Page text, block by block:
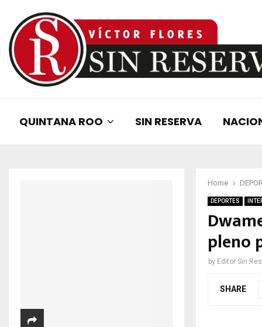
QUINTANA ROO SIN RESERVA
Home
DEPORTES
pleno
by Editor Sin
SHARE